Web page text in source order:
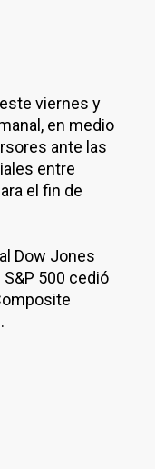
viernes y
en medio
ante las
entre
el fin de
Dow Jones
500 cedió